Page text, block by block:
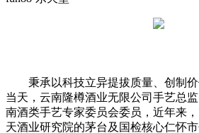
秉承以科技立异提拔质量、创制价
当天，云南隆樽酒业无限公司手艺总
南酒类手艺专家委员会委员，近年来
天酒业研究院的茅台及国检核心仁怀